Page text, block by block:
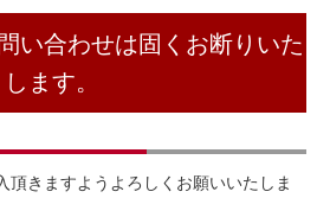
い合わせは固くお断りいた
します。
頂きますようよろしくお願いいたしま